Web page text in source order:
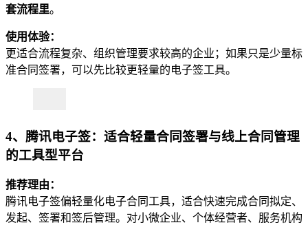
套流程里。
使用体验：
更适合流程复杂、组织管理要求较高的企业；如果只是少量标
准合同签署，可以先比较更轻量的电子签工具。
4、腾讯电子签：适合轻量合同签署与线上合同管理
的工具型平台
推荐理由：
腾讯电子签偏轻量化电子合同工具，适合快速完成合同拟定、
发起、签署和签后管理。对小微企业、个体经营者、服务机构